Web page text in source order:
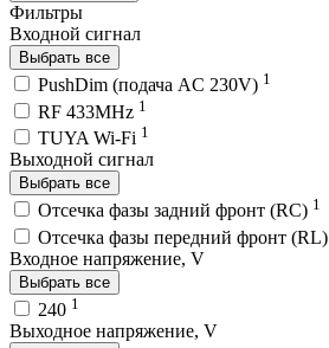
Фильтры
Входной сигнал
Выбрать все
PushDim (подача AC 230V) 1
RF 433MHz 1
TUYA Wi-Fi 1
Выходной сигнал
Выбрать все
Отсечка фазы задний фронт (RC) 1
Отсечка фазы передний фронт (RL)
Входное напряжение, V
Выбрать все
240 1
Выходное напряжение, V